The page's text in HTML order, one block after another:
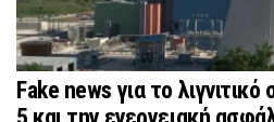
Fake news για το